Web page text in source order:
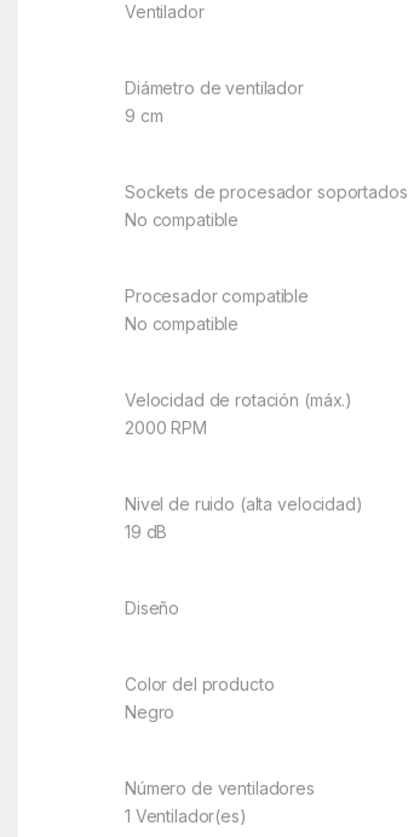
Ventilador
Diámetro de ventilador
9 cm
Sockets de procesador soportados
No compatible
Procesador compatible
No compatible
Velocidad de rotación (máx.)
2000 RPM
Nivel de ruido (alta velocidad)
19 dB
Diseño
Color del producto
Negro
Número de ventiladores
1 Ventilador(es)